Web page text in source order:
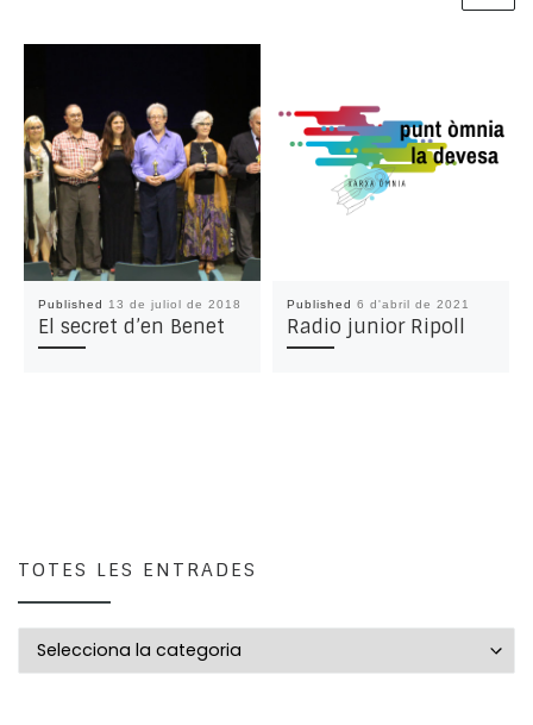
Published 13 de juliol de 2018
El secret d’en Benet
Published 6 d'abril de 2021
Radio junior Ripoll
TOTES LES ENTRADES